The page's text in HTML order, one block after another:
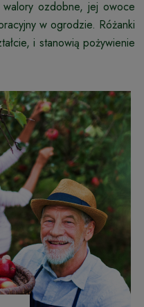
ozdobne, jej owoce
w ogrodzie. Różanki
i stanowią pożywienie